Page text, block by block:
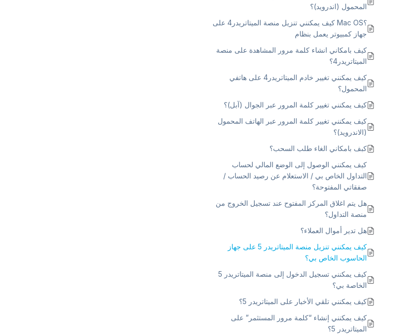
المحمول (اندرويد)؟
؟Mac OS كيف يمكنني تنزيل منصة الميتاتريدر4 على
جهاز كمبيوتر يعمل بنظام
كيف بامكاني انشاء كلمة مرور المشاهدة على منصة
الميتاتريدر4؟
كيف يمكنني تغيير خادم الميتاتريدر4 على هاتفي
المحمول؟
كيف يمكنني تغيير كلمة المرور عبر الجوال (آبل)؟
كيف يمكنني تغيير كلمة المرور عبر الهاتف المحمول
(الاندرويد)؟
كبف بامكاني الغاء طلب السحب؟
كيف يمكنني الوصول إلى الوضع المالي لحساب
التداول الخاص بي / الاستعلام عن رصيد الحساب /
صفقاتي المفتوحة؟
هل يتم اغلاق المركز المفتوح عند تسجيل الخروج من
منصة التداول؟
هل تدير أموال العملاء؟
كيف يمكنني تنزيل منصة الميتاتريدر 5 على جهاز
الحاسوب الخاص بي؟
كيف يمكنني تسجيل الدخول إلى منصة الميتاتريدر 5
الخاصة بي؟
كيف يمكنني تلقي الأخبار على الميتاتريدر 5؟
كيف يمكنني إنشاء “كلمة مرور المستثمر” على
الميتاتريدر 5؟